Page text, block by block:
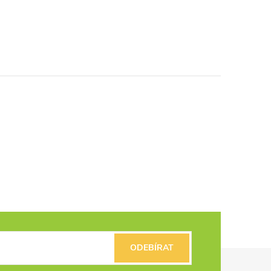
ODEBÍRAT